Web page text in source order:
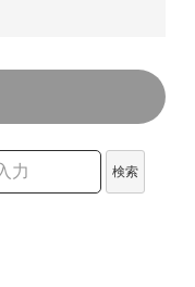
検索